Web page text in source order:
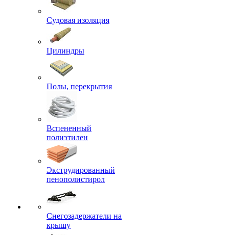
Судовая изоляция
Цилиндры
Полы, перекрытия
Вспененный
полиэтилен
Экструдированный
пенополистирол
Снегозадержатели на
крышу